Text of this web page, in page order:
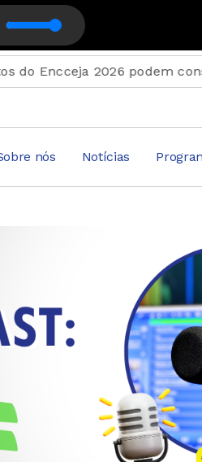
2026 podem
nós Notícias